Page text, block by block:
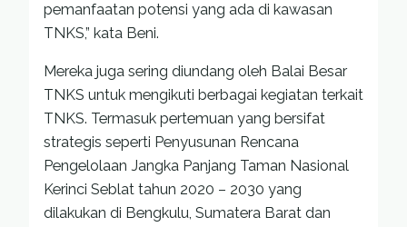
pemanfaatan potensi yang ada di kawasan
TNKS,” kata Beni.
Mereka juga sering diundang oleh Balai Besar
TNKS untuk mengikuti berbagai kegiatan terkait
TNKS. Termasuk pertemuan yang bersifat
strategis seperti Penyusunan Rencana
Pengelolaan Jangka Panjang Taman Nasional
Kerinci Seblat tahun 2020 – 2030 yang
dilakukan di Bengkulu, Sumatera Barat dan